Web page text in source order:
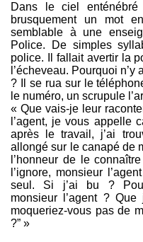
Dans le ciel enténébré
brusquement un mot
semblable à une
Police. De simples
police. Il fallait avertir la
l’écheveau. Pourquoi
? Il se rua sur le
le numéro, un scrupule
« Que vais-je leur
l’agent, je vous appelle
après le travail, j’ai
allongé sur le canapé de
l’honneur de le
l’ignore, monsieur
seul. Si j’ai bu ?
monsieur l’agent ?
moqueriez-vous pas de
?” »